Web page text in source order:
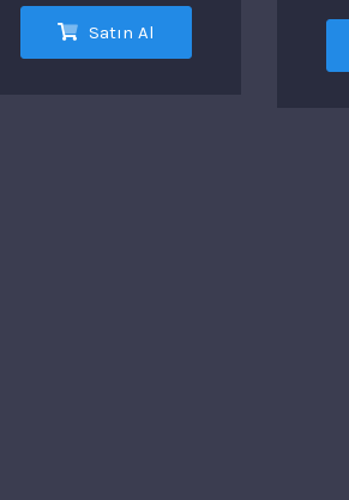
Satın Al